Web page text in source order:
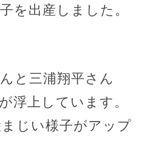
を出産しました。
と三浦翔平さん
浮上しています。
じい様子がアップ